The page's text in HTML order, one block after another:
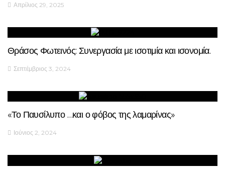
Απρίλιος 29, 2025
Θράσος Φωτεινός: Συνεργασία με ισοτιμία και ισονομία.
Σεπτέμβριος 3, 2024
«Το Παυσίλυπο …και ο φόβος της λαμαρίνας»
Ιούνιος 2, 2024